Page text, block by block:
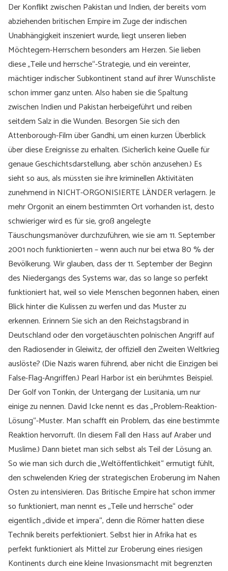
Der Konflikt zwischen Pakistan und Indien, der bereits vom
abziehenden britischen Empire im Zuge der indischen
Unabhängigkeit inszeniert wurde, liegt unseren lieben
Möchtegern-Herrschern besonders am Herzen. Sie lieben
diese „Teile und herrsche“-Strategie, und ein vereinter,
mächtiger indischer Subkontinent stand auf ihrer Wunschliste
schon immer ganz unten. Also haben sie die Spaltung
zwischen Indien und Pakistan herbeigeführt und reiben
seitdem Salz in die Wunden. Besorgen Sie sich den
Attenborough-Film über Gandhi, um einen kurzen Überblick
über diese Ereignisse zu erhalten. (Sicherlich keine Quelle für
genaue Geschichtsdarstellung, aber schön anzusehen.) Es
sieht so aus, als müssten sie ihre kriminellen Aktivitäten
zunehmend in NICHT-ORGONISIERTE LÄNDER verlagern. Je
mehr Orgonit an einem bestimmten Ort vorhanden ist, desto
schwieriger wird es für sie, groß angelegte
Täuschungsmanöver durchzuführen, wie sie am 11. September
2001 noch funktionierten – wenn auch nur bei etwa 80 % der
Bevölkerung. Wir glauben, dass der 11. September der Beginn
des Niedergangs des Systems war, das so lange so perfekt
funktioniert hat, weil so viele Menschen begonnen haben, einen
Blick hinter die Kulissen zu werfen und das Muster zu
erkennen. Erinnern Sie sich an den Reichstagsbrand in
Deutschland oder den vorgetäuschten polnischen Angriff auf
den Radiosender in Gleiwitz, der offiziell den Zweiten Weltkrieg
auslöste? (Die Nazis waren führend, aber nicht die Einzigen bei
False-Flag-Angriffen.) Pearl Harbor ist ein berühmtes Beispiel.
Der Golf von Tonkin, der Untergang der Lusitania, um nur
einige zu nennen. David Icke nennt es das „Problem-Reaktion-
Lösung“-Muster. Man schafft ein Problem, das eine bestimmte
Reaktion hervorruft. (In diesem Fall den Hass auf Araber und
Muslime.) Dann bietet man sich selbst als Teil der Lösung an.
So wie man sich durch die „Weltöffentlichkeit“ ermutigt fühlt,
den schwelenden Krieg der strategischen Eroberung im Nahen
Osten zu intensivieren. Das Britische Empire hat schon immer
so funktioniert, man nennt es „Teile und herrsche“ oder
eigentlich „divide et impera“, denn die Römer hatten diese
Technik bereits perfektioniert. Selbst hier in Afrika hat es
perfekt funktioniert als Mittel zur Eroberung eines riesigen
Kontinents durch eine kleine Invasionsmacht mit begrenzten